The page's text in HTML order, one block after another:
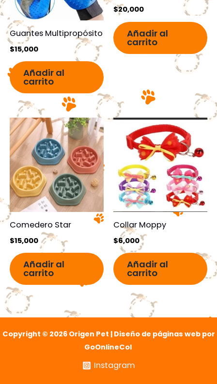
Guantes Multipropósito
$15,000
Añadir al
carrito
$20,000
Añadir al
carrito
Comedero Star
$15,000
Añadir al
carrito
Collar Moppy
$6,000
Añadir al
carrito
Copyright © 2026 Origen Pet | Diseño de páginas web por
GoOnlineCol
Instagram